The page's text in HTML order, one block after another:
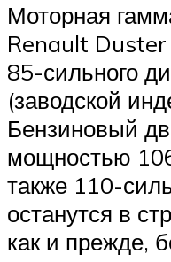
Моторная
Renault Duster
85-сильного
(заводской
Бензиновый
мощностью
также 110-
останутся в
как и прежде,